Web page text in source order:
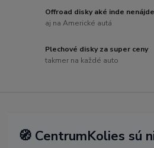
Offroad disky aké inde
aj na Americké autá
Plechové disky za super ceny
takmer na každé auto
🧭 CentrumKolies sú